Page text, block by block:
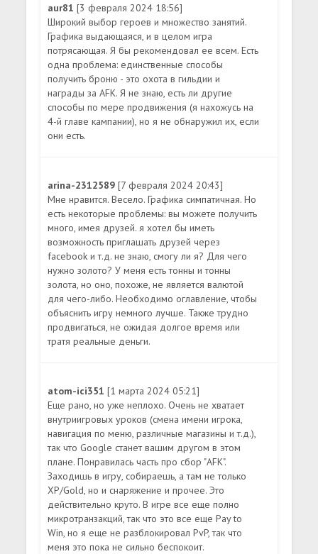
aur81[3 февраля 2024 18:56]
Широкий выбор героев и множество занятий.
Графика выдающаяся, и в целом игра
потрясающая. Я бы рекомендовал ее всем. Есть
одна проблема: единственные способы
получить броню - это охота в гильдии и
награды за AFK. Я не знаю, есть ли другие
способы по мере продвижения (я нахожусь на
4-й главе кампании), но я не обнаружил их, если
они есть.
arina-2312589[7 февраля 2024 20:43]
Мне нравится. Весело. Графика симпатичная. Но
есть некоторые проблемы: вы можете получить
много, имея друзей. я хотел бы иметь
возможность приглашать друзей через
facebook и т.д. не знаю, смогу ли я? Для чего
нужно золото? У меня есть тонны и тонны
золота, но оно, похоже, не является валютой
для чего-либо. Необходимо оглавление, чтобы
объяснить игру немного лучше. Также трудно
продвигаться, не ожидая долгое время или
тратя реальные деньги.
atom-ici351[1 марта 2024 05:21]
Еще рано, но уже неплохо. Очень не хватает
внутриигровых уроков (смена имени игрока,
навигация по меню, различные магазины и т.д.),
так что Google станет вашим другом в этом
плане. Понравилась часть про сбор "AFK".
Заходишь в игру, собираешь, а там не только
XP/Gold, но и снаряжение и прочее. Это
действительно круто. В игре все еще полно
микротранзакций, так что это все еще Pay to
Win, но я еще не разблокировал PvP, так что
меня это пока не сильно беспокоит.